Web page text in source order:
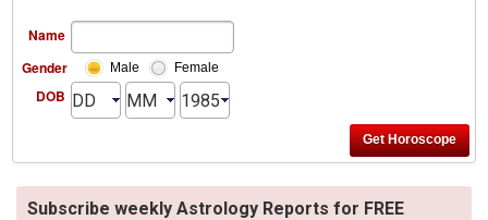
Name
Gender
Male Female
DOB
Subscribe weekly Astrology Reports for FREE